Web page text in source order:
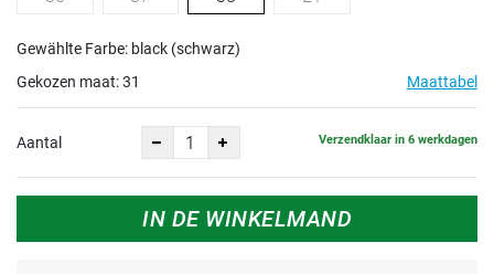
Gewählte Farbe: black (schwarz)
Gekozen maat:31 Maattabel
Aantal Verzendklaar in 6 werkdagen
IN DE WINKELMAND